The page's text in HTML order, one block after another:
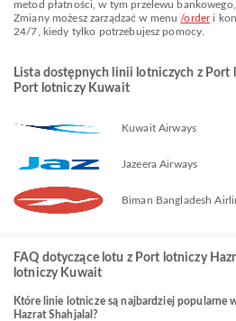
metod płatności, w tym przelewu
Zmiany możesz zarządzać w menu /orderi
24/7, kiedy tylko potrzebujesz pomocy.
Lista dostępnych linii lotniczych z Port
Port lotniczy Kuwait
Kuwait Airways
Jazeera Airways
Biman Bangladesh
FAQ dotyczące lotu z Port lotniczy
lotniczy Kuwait
Które linie lotnicze są najbardziej popularne
Hazrat Shahjalal?